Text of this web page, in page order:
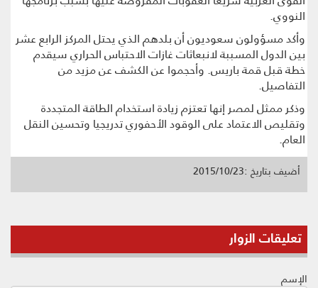
النووي.
وأكد مسؤولون سعوديون أن بلدهم الذي يحتل المركز الرابع عشر
بين الدول المسببة لانبعاثات غازات الاحتباس الحراري سيقدم
خطة قبل قمة باريس. وأحجموا عن الكشف عن مزيد من
التفاصيل.
وذكر ممثل لمصر إنها تعتزم زيادة استخدام الطاقة المتجددة
وتقليص الاعتماد على الوقود الأحفوري تدريجيا وتحسين النقل
العام.
أضيف بتاريخ :2015/10/23
تعليقات الزوار
الإسم